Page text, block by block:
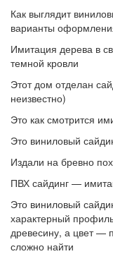
Как выглядит
варианты
Имитация дерева в
темной кровли
Этот дом отделан
неизвестно)
Это как смотрится
Это виниловый
Издали на бревно
ПВХ сайдинг —
Это виниловый
характерный
древесину, а цвет —
сложно найти